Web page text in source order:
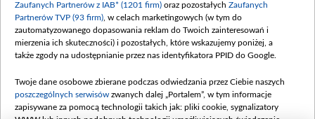
Zaufanych Partnerów z IAB* (1201 firm) oraz pozostałych Zaufanych
Partnerów TVP (93 firm) , w celach marketingowych (w tym do
zautomatyzowanego dopasowania reklam do Twoich zainteresowań i
mierzenia ich skuteczności) i pozostałych, które wskazujemy poniżej, a
także zgody na udostępnianie przez nas identyfikatora PPID do Google.
Twoje dane osobowe zbierane podczas odwiedzania przez Ciebie naszych
poszczególnych serwisów zwanych dalej „Portalem”, w tym informacje
zapisywane za pomocą technologii takich jak: pliki cookie, sygnalizatory